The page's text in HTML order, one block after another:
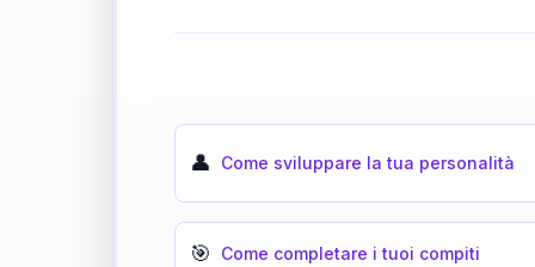
👤 Come sviluppare la tua personalità
🎯 Come completare i tuoi compiti